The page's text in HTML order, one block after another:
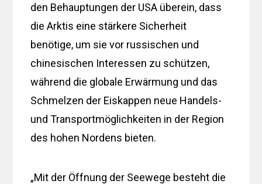
den Behauptungen der USA überein, dass
die Arktis eine stärkere Sicherheit
benötige, um sie vor russischen und
chinesischen Interessen zu schützen,
während die globale Erwärmung und das
Schmelzen der Eiskappen neue Handels-
und Transportmöglichkeiten in der Region
des hohen Nordens bieten.
„Mit der Öffnung der Seewege besteht die